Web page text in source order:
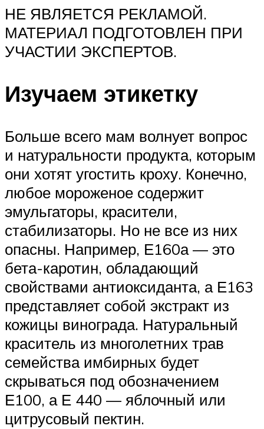
НЕ ЯВЛЯЕТСЯ РЕКЛАМОЙ.
МАТЕРИАЛ ПОДГОТОВЛЕН ПРИ
УЧАСТИИ ЭКСПЕРТОВ.
Изучаем этикетку
Больше всего мам волнует вопрос
и натуральности продукта, которым
они хотят угостить кроху. Конечно,
любое мороженое содержит
эмульгаторы, красители,
стабилизаторы. Но не все из них
опасны. Например, Е160а — это
бета-каротин, обладающий
свойствами антиоксиданта, а Е163
представляет собой экстракт из
кожицы винограда. Натуральный
краситель из многолетних трав
семейства имбирных будет
скрываться под обозначением
Е100, а Е 440 — яблочный или
цитрусовый пектин.